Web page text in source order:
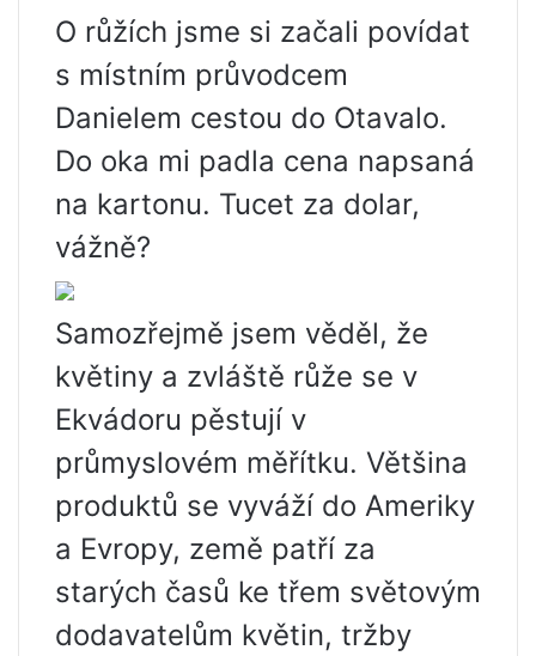
O růžích jsme si začali povídat
s místním průvodcem
Danielem cestou do Otavalo.
Do oka mi padla cena napsaná
na kartonu. Tucet za dolar,
vážně?
Samozřejmě jsem věděl, že
květiny a zvláště růže se v
Ekvádoru pěstují v
průmyslovém měřítku. Většina
produktů se vyváží do Ameriky
a Evropy, země patří za
starých časů ke třem světovým
dodavatelům květin, tržby